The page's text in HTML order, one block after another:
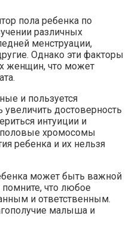
пола ребенка по
различных
менструации,
Однако эти факторы
женщин, что может
и пользуется
достоверность
интуиции и
хромосомы
ребенка и их нельзя
может быть важной
что любое
и ответственным.
малыша и